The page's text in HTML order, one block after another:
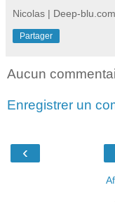
Nicolas | Deep-blu.com
Partager
Aucun
Enregistrer un
‹